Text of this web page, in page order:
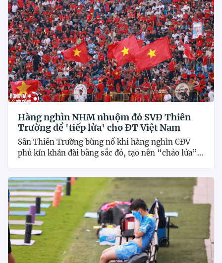
Hàng nghìn NHM nhuộm đỏ SVĐ Thiên
Trường để 'tiếp lửa' cho ĐT Việt Nam
Sân Thiên Trường bùng nổ khi hàng nghìn CĐV
phủ kín khán đài bằng sắc đỏ, tạo nên “chảo lửa”...